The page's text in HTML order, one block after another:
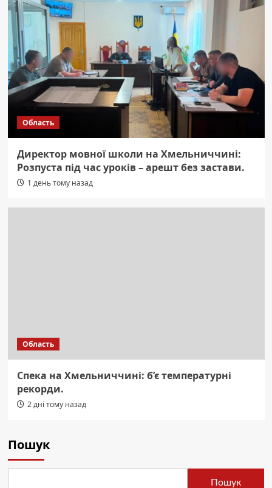
Область
Директор мовної школи на Хмельниччині:
Розпуста під час уроків – арешт без застави.
1 день тому назад
Область
Спека на Хмельниччині: б’є температурні
рекорди.
2 дні тому назад
Пошук
Пошук